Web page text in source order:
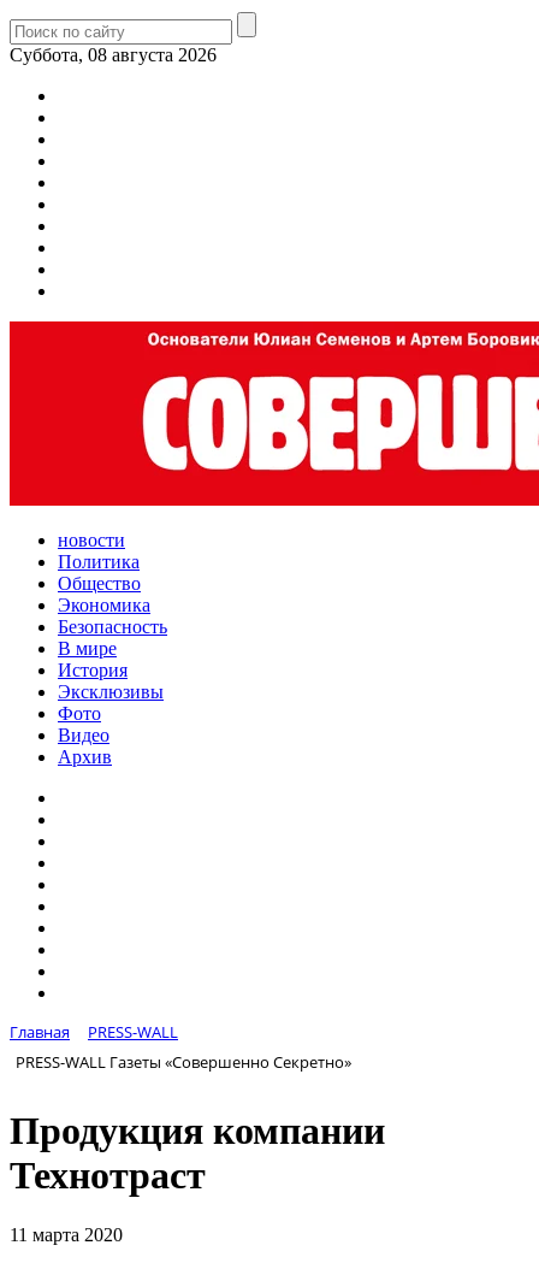
Суббота, 08 августа 2026
новости
Политика
Общество
Экономика
Безопасность
В мире
История
Эксклюзивы
Фото
Видео
Архив
Главная
PRESS-WALL
PRESS-WALL Газеты «Совершенно Секретно»
Продукция компании
Технотраст
11 марта 2020